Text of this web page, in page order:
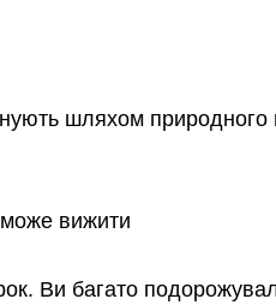
шляхом природного
вижити
Ви багато